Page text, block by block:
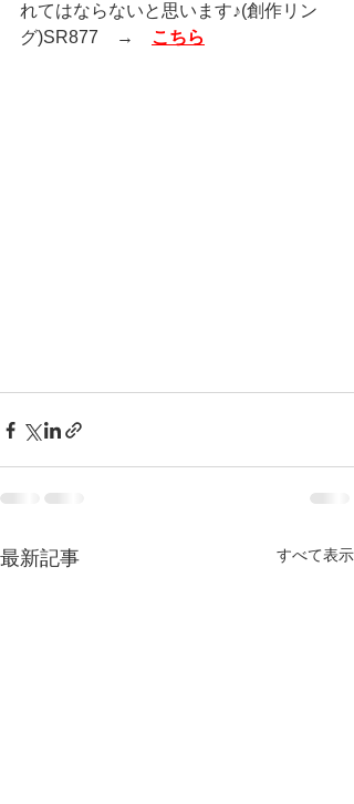
れてはならないと思います♪(創作リン
グ)SR877　→ こちら
最新記事 すべて表示